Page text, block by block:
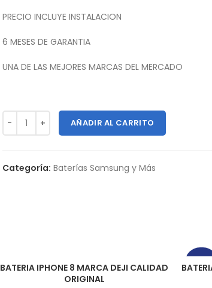
PRECIO INCLUYE INSTALACION
6 MESES DE GARANTIA
UNA DE LAS MEJORES MARCAS DEL MERCADO
AÑADIR AL CARRITO
Categoría: Baterías Samsung y Más
BATERIA IPHONE 8 MARCA DEJI CALIDAD
ORIGINAL
-